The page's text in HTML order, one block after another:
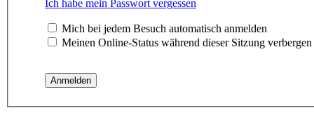
Ich habe mein Passwort vergessen
Mich bei jedem Besuch automatisch anmelden
Meinen Online-Status während dieser Sitzung verbergen